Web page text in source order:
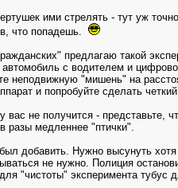
ими стрелять - тут уж
что попадешь.
предлагаю такой
с водителем и
неподвижную "мишень" на
и попробуйте сделать
вас не получится - представьте,
разы медленнее "птички".
добавить. Нужно высунуть
не нужно. Полиция
"чистоты" эксперимента тубус